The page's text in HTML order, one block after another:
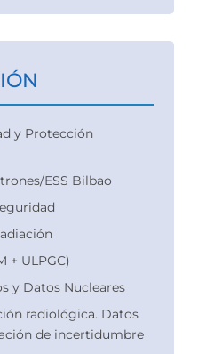
y Protección
ESS Bilbao
+ ULPGC)
y Datos Nucleares
radiológica. Datos
de incertidumbre